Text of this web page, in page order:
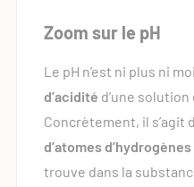
Zoom sur le pH
Le pH n’est ni plus ni
d’acidité d’une solution
Concrètement, il s’agit
d’atomes
trouve dans la